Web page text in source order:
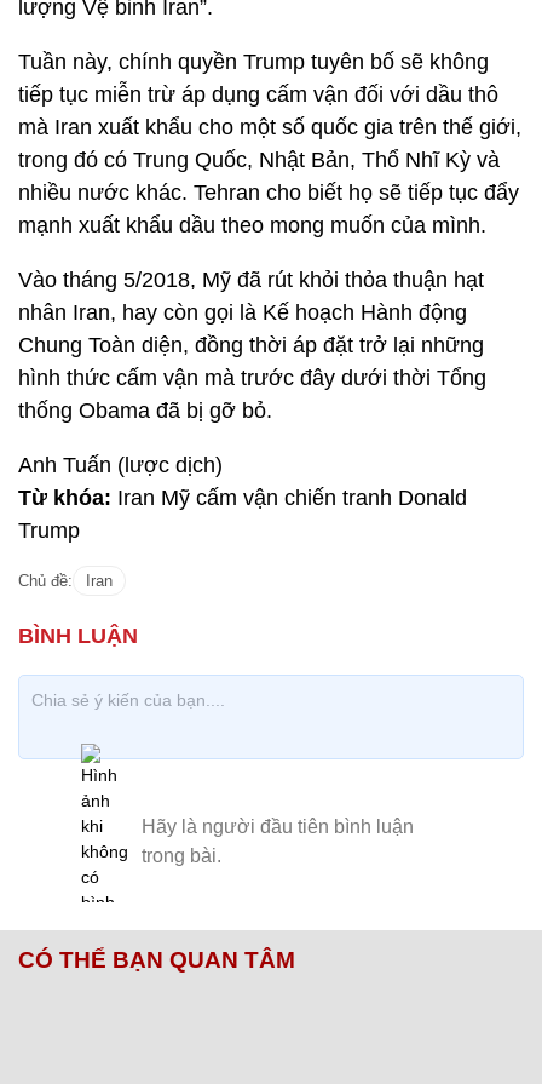
lượng Vệ binh Iran”.
Tuần này, chính quyền Trump tuyên bố sẽ không
tiếp tục miễn trừ áp dụng cấm vận đối với dầu thô
mà Iran xuất khẩu cho một số quốc gia trên thế giới,
trong đó có Trung Quốc, Nhật Bản, Thổ Nhĩ Kỳ và
nhiều nước khác. Tehran cho biết họ sẽ tiếp tục đẩy
mạnh xuất khẩu dầu theo mong muốn của mình.
Vào tháng 5/2018, Mỹ đã rút khỏi thỏa thuận hạt
nhân Iran, hay còn gọi là Kế hoạch Hành động
Chung Toàn diện, đồng thời áp đặt trở lại những
hình thức cấm vận mà trước đây dưới thời Tổng
thống Obama đã bị gỡ bỏ.
Anh Tuấn (lược dịch)
Từ khóa: Iran Mỹ cấm vận chiến tranh Donald
Trump
Chủ đề: Iran
CÓ THỂ BẠN QUAN TÂM